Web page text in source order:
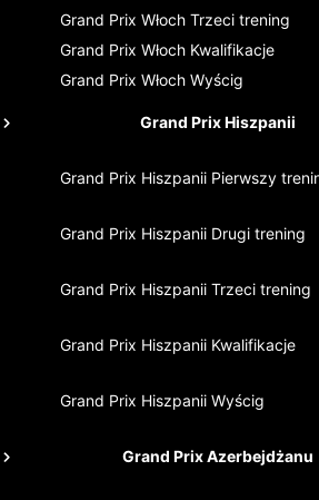
Grand Prix Włoch Trzeci trening
Grand Prix Włoch Kwalifikacje
Grand Prix Włoch Wyścig
Grand Prix Hiszpanii
Grand Prix Hiszpanii Pierwszy
Grand Prix Hiszpanii Drugi trening
Grand Prix Hiszpanii Trzeci trening
Grand Prix Hiszpanii Kwalifikacje
Grand Prix Hiszpanii Wyścig
Grand Prix Azerbejdżanu